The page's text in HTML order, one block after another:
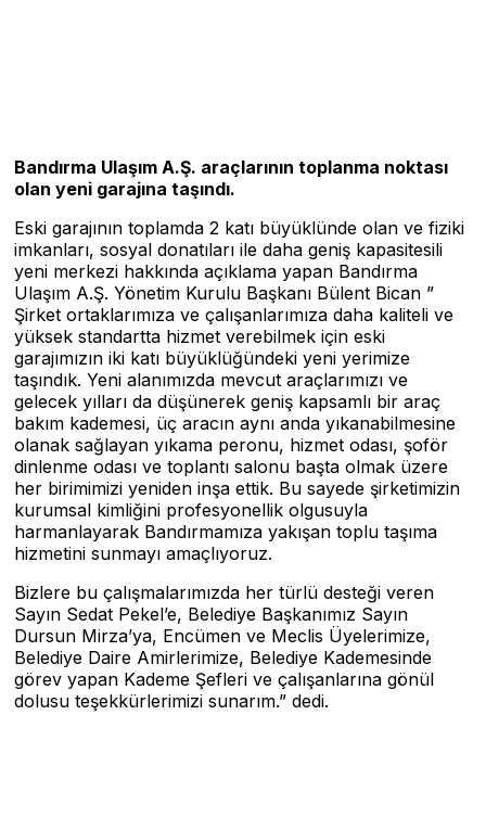
Bandırma Ulaşım A.Ş. araçlarının toplanma noktası
olan yeni garajına taşındı.
Eski garajının toplamda 2 katı büyüklünde olan ve fiziki
imkanları, sosyal donatıları ile daha geniş kapasitesili
yeni merkezi hakkında açıklama yapan Bandırma
Ulaşım A.Ş. Yönetim Kurulu Başkanı Bülent Bican ”
Şirket ortaklarımıza ve çalışanlarımıza daha kaliteli ve
yüksek standartta hizmet verebilmek için eski
garajımızın iki katı büyüklüğündeki yeni yerimize
taşındık. Yeni alanımızda mevcut araçlarımızı ve
gelecek yılları da düşünerek geniş kapsamlı bir araç
bakım kademesi, üç aracın aynı anda yıkanabilmesine
olanak sağlayan yıkama peronu, hizmet odası, şoför
dinlenme odası ve toplantı salonu başta olmak üzere
her birimimizi yeniden inşa ettik. Bu sayede şirketimizin
kurumsal kimliğini profesyonellik olgusuyla
harmanlayarak Bandırmamıza yakışan toplu taşıma
hizmetini sunmayı amaçlıyoruz.
Bizlere bu çalışmalarımızda her türlü desteği veren
Sayın Sedat Pekel’e, Belediye Başkanımız Sayın
Dursun Mirza’ya, Encümen ve Meclis Üyelerimize,
Belediye Daire Amirlerimize, Belediye Kademesinde
görev yapan Kademe Şefleri ve çalışanlarına gönül
dolusu teşekkürlerimizi sunarım.” dedi.